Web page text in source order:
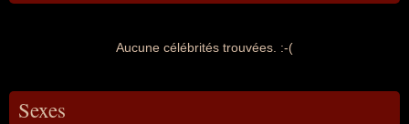
Aucune célébrités trouvées. :-(
Sexes